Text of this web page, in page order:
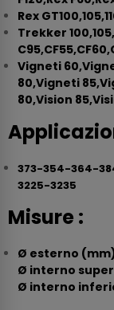
Rex
Trekker
Vigneti
80,Vigneti
80,Vision
373-354-364-
3225-3235
Misure :
Ø esterno
Ø interno
Ø interno